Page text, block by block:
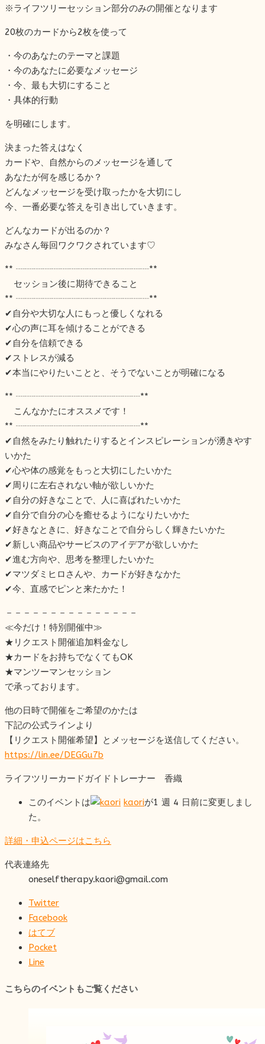
※ライフツリーセッション部分のみの開催となります
20枚のカードから2枚を使って
・今のあなたのテーマと課題
・今のあなたに必要なメッセージ
・今、最も大切にすること
・具体的行動
を明確にします。
決まった答えはなく
カードや、自然からのメッセージを通して
あなたが何を感じるか？
どんなメッセージを受け取ったかを大切にし
今、一番必要な答えを引き出していきます。
どんなカードが出るのか？
みなさん毎回ワクワクされています♡
** ┈┈┈┈┈┈┈┈┈┈┈┈┈┈┈**
セッション後に期待できること
** ┈┈┈┈┈┈┈┈┈┈┈┈┈┈┈**
✔︎自分や大切な人にもっと優しくなれる
✔︎心の声に耳を傾けることができる
✔︎自分を信頼できる
✔︎ストレスが減る
✔︎本当にやりたいことと、そうでないことが明確になる
** ┈┈┈┈┈┈┈┈┈┈┈┈┈┈**
こんなかたにオススメです！
** ┈┈┈┈┈┈┈┈┈┈┈┈┈┈**
✔︎自然をみたり触れたりするとインスピレーションが湧きやす
いかた
✔︎心や体の感覚をもっと大切にしたいかた
✔︎周りに左右されない軸が欲しいかた
✔︎自分の好きなことで、人に喜ばれたいかた
✔︎自分で自分の心を癒せるようになりたいかた
✔︎好きなときに、好きなことで自分らしく輝きたいかた
✔︎新しい商品やサービスのアイデアが欲しいかた
✔︎進む方向や、思考を整理したいかた
✔︎マツダミヒロさんや、カードが好きなかた
✔︎今、直感でピンと来たかた！
－－－－－－－－－－－－－－－
≪今だけ！特別開催中≫
★リクエスト開催追加料金なし
★カードをお持ちでなくてもOK
★マンツーマンセッション
で承っております。
他の日時で開催をご希望のかたは
下記の公式ラインより
【リクエスト開催希望】とメッセージを送信してください。
https://lin.ee/DEGGu7b
ライフツリーカードガイドトレーナー 香織
このイベントは kaoriが1 週 4 日前に変更しまし
た。
詳細・申込ページはこちら
代表連絡先
oneselftherapy.kaori@gmail.com
Twitter
Facebook
はてブ
Pocket
Line
こちらのイベントもご覧ください